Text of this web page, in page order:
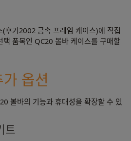
후기2002 금속 프레임 케이스)에 직접
택 품목인 QC20 볼바 케이스를 구매할
옵션
볼바의 기능과 휴대성을 확장할 수 있
트